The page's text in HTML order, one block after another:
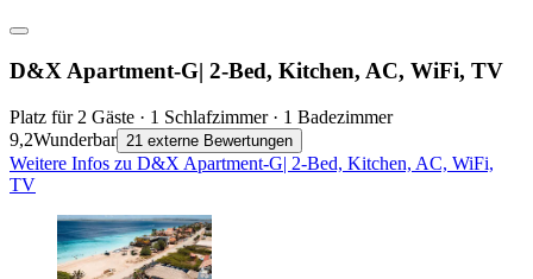
D&X Apartment-G| 2-Bed, Kitchen, AC, WiFi, TV
Platz für 2 Gäste · 1 Schlafzimmer · 1 Badezimmer
9,2Wunderbar 21 externe Bewertungen
Weitere Infos zu D&X Apartment-G| 2-Bed, Kitchen, AC, WiFi,
TV